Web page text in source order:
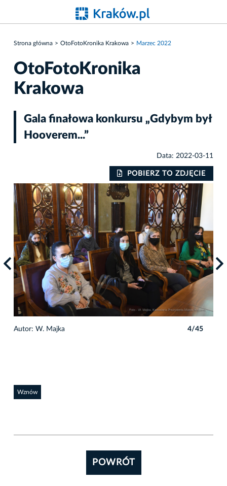
Strona główna OtoFotoKronika Krakowa Marzec 2022
OtoFotoKronika
Krakowa
Gala finałowa konkursu „Gdybym był
Hooverem...”
Data: 2022-03-11
POBIERZ TO ZDJĘCIE
Autor: W. Majka 4/45
Wznów
POWRÓT